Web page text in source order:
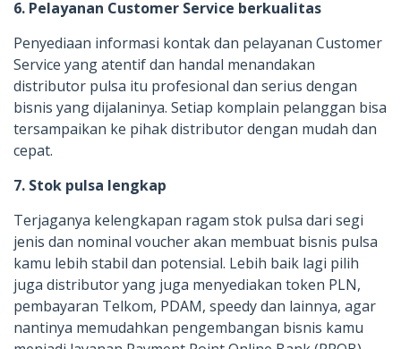
6. Pelayanan Customer Service berkualitas
Penyediaan informasi kontak dan pelayanan Customer
Service yang atentif dan handal menandakan
distributor pulsa itu profesional dan serius dengan
bisnis yang dijalaninya. Setiap komplain pelanggan bisa
tersampaikan ke pihak distributor dengan mudah dan
cepat.
7. Stok pulsa lengkap
Terjaganya kelengkapan ragam stok pulsa dari segi
jenis dan nominal voucher akan membuat bisnis pulsa
kamu lebih stabil dan potensial. Lebih baik lagi pilih
juga distributor yang juga menyediakan token PLN,
pembayaran Telkom, PDAM, speedy dan lainnya, agar
nantinya memudahkan pengembangan bisnis kamu